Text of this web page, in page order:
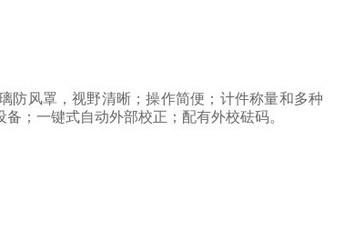
防风罩，视野清晰；操作简便；计件称量和多种
；一键式自动外部校正；配有外校砝码。